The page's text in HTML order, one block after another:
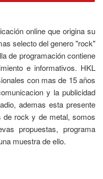
online que origina su
selecto del genero "rock"
de programación contiene
e informativos. HKL
con mas de 15 años
y la publicidad
ademas esta presente
de rock y de metal, somos
propuestas, programa
muestra de ello.